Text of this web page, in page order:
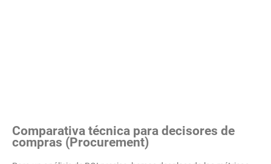
Comparativa técnica para decisores de
compras (Procurement)